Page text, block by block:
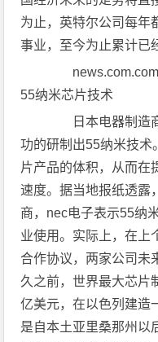
为止，英特尔公司每年
事业，至今为止累计已
news.com.com
55纳米芯片技术
日本电器制造商
功的研制出55纳米技术
片产品的体积，从而在
速度。据当地报纸透露
商，nec电子表示55纳
业使用。实际上，在上
合作协议，两家公司未
久之前，世界最大芯片
亿美元，在以色列建造
是自本土亚里桑那州以